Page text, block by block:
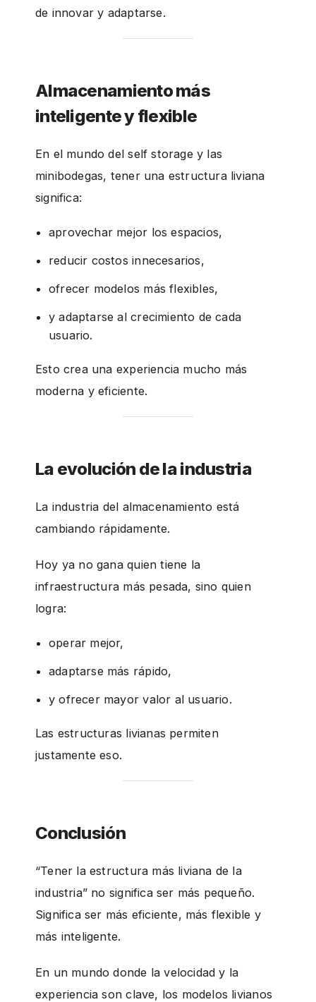
de innovar y adaptarse.
Almacenamiento más
inteligente y flexible
En el mundo del self storage y las
minibodegas, tener una estructura liviana
significa:
aprovechar mejor los espacios,
reducir costos innecesarios,
ofrecer modelos más flexibles,
y adaptarse al crecimiento de cada
usuario.
Esto crea una experiencia mucho más
moderna y eficiente.
La evolución de la industria
La industria del almacenamiento está
cambiando rápidamente.
Hoy ya no gana quien tiene la
infraestructura más pesada, sino quien
logra:
operar mejor,
adaptarse más rápido,
y ofrecer mayor valor al usuario.
Las estructuras livianas permiten
justamente eso.
Conclusión
“Tener la estructura más liviana de la
industria” no significa ser más pequeño.
Significa ser más eficiente, más flexible y
más inteligente.
En un mundo donde la velocidad y la
experiencia son clave, los modelos livianos